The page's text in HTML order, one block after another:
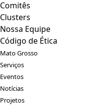
Comitês
Clusters
Nossa Equipe
Código de Ética
Mato Grosso
Serviços
Eventos
Notícias
Projetos